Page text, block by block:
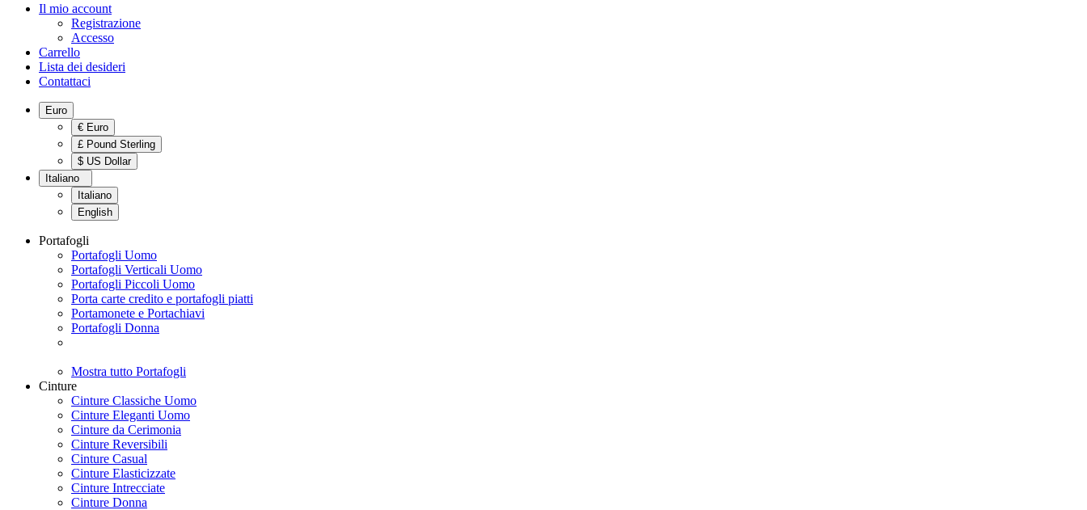
Il mio account
Registrazione
Accesso
Carrello
Lista dei desideri
Contattaci
Euro
€ Euro
£ Pound Sterling
$ US Dollar
Italiano
Italiano
English
Portafogli
Portafogli Uomo
Portafogli Verticali Uomo
Portafogli Piccoli Uomo
Porta carte credito e portafogli piatti
Portamonete e Portachiavi
Portafogli Donna
Mostra tutto Portafogli
Cinture
Cinture Classiche Uomo
Cinture Eleganti Uomo
Cinture da Cerimonia
Cinture Reversibili
Cinture Casual
Cinture Elasticizzate
Cinture Intrecciate
Cinture Donna